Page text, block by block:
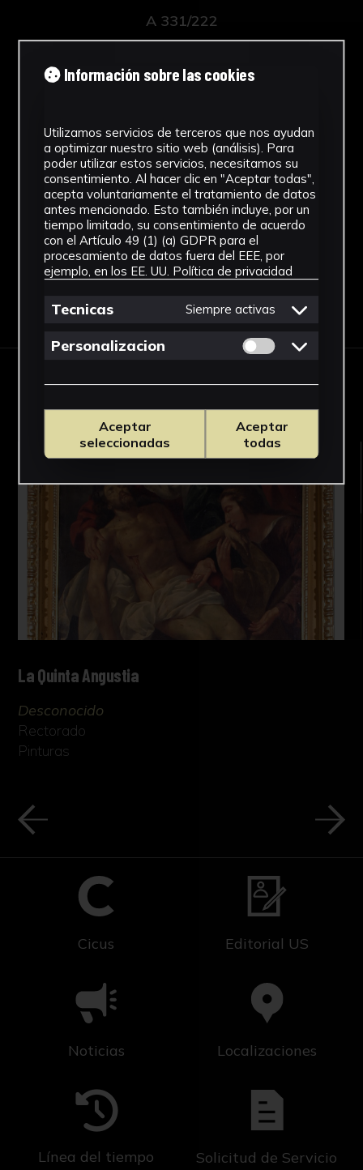
A 331/222
Desconocido
SF
Fondo
Sin fondo
Descargar Ficha
OBRAS RELACIONADAS
La Quinta Angustia
Desconocido
Rectorado
Pinturas
Cicus Editorial US
Noticias Localizaciones
Línea del tiempo Solicitud de Servicio
Información sobre las cookies
Utilizamos servicios de terceros que nos ayudan
a optimizar nuestro sitio web (análisis). Para
poder utilizar estos servicios, necesitamos su
consentimiento. Al hacer clic en "Aceptar todas",
acepta voluntariamente el tratamiento de datos
antes mencionado. Esto también incluye, por un
tiempo limitado, su consentimiento de acuerdo
con el Artículo 49 (1) (a) GDPR para el
procesamiento de datos fuera del EEE, por
ejemplo, en los EE. UU. Política de privacidad
Tecnicas Siempre activas
Personalizacion Permitir cookies
Aceptar
seleccionadas
Aceptar
todas